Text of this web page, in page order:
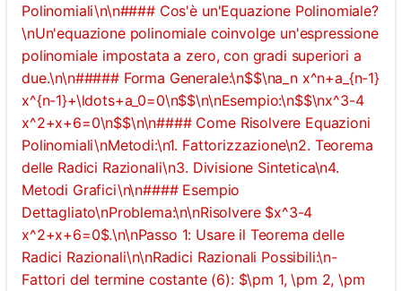
Polinomiali\n\n#### Cos'è un'Equazione Polinomiale?
\nUn'equazione polinomiale coinvolge un'espressione
polinomiale impostata a zero, con gradi superiori a
due.\n\n##### Forma Generale:\n$$\na_n x^n+a_{n-1}
x^{n-1}+\ldots+a_0=0\n$$\n\nEsempio:\n$$\nx^3-4
x^2+x+6=0\n$$\n\n#### Come Risolvere Equazioni
Polinomiali\nMetodi:\n1. Fattorizzazione\n2. Teorema
delle Radici Razionali\n3. Divisione Sintetica\n4.
Metodi Grafici\n\n#### Esempio
Dettagliato\nProblema:\n\nRisolvere $x^3-4
x^2+x+6=0$.\n\nPasso 1: Usare il Teorema delle
Radici Razionali\n\nRadici Razionali Possibili:\n-
Fattori del termine costante (6): $\pm 1, \pm 2, \pm